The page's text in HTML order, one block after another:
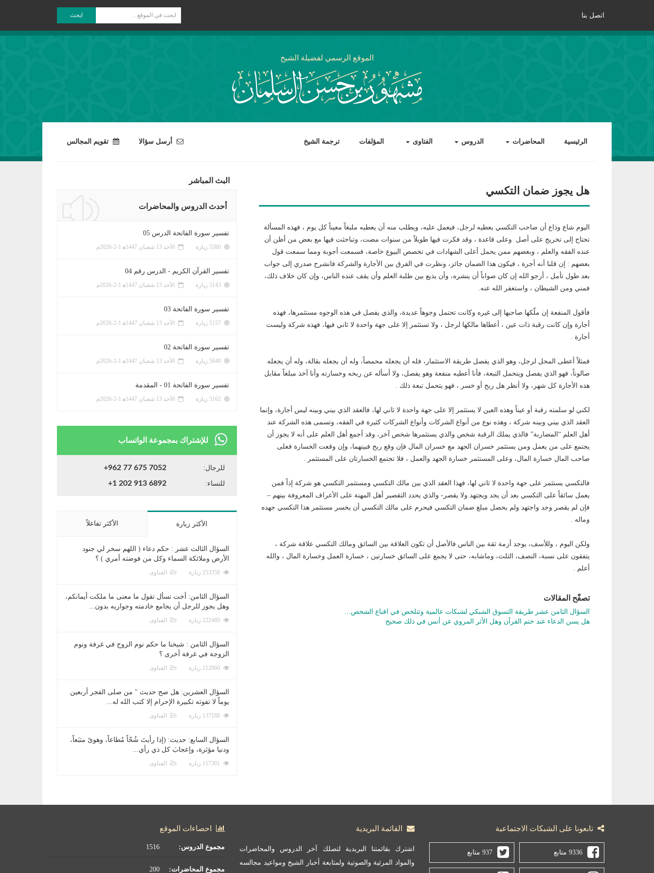
اتصل بنا ابحث
الموقع الرسمي لفضيلة الشيخ
الرئيسية المحاضرات الدروس الفتاوى المؤلفات ترجمة الشيخ أرسل سؤالا تقويم المجالس
هل يجوز ضمان التكسي
اليوم شاع وذاع أن صاحب التكسي يعطيه لرجل، فيعمل عليه، ويطلب منه أن يعطيه ملبغاً معيناً كل يوم ، فهذه المسألة
تحتاج إلى تخريج على أصل وعلى قاعدة ، وقد فكرت فيها طويلاً من سنوات مضت، وتباحثت فيها مع بعض من أظن أن
عنده الفقه والعلم ، وبعضهم ممن يحمل أعلى الشهادات في تخصص البيوع خاصة، فسمعت أجوبة ومما سمعت قول
بعضهم : إن قلنا أنه أجرة ، فيكون هذا الضمان جائز، ونظرت في الفرق بين الأجارة والشركة فانشرح صدري إلى جواب
بعد طول تأمل ، أرجو الله إن كان صواباً أن ينشره، وأن يذيع بين طلبة العلم وأن يقف عنده الناس، وإن كان خلاف ذلك،
فمني ومن الشيطان ، واستغفر الله عنه.
فأقول المنفعة إن ملّكها صاحبها إلى غيره وكانت تحتمل وجوهاً عديدة، والذي يفصل في هذه الوجوه مستثمرها، فهذه
أجارة وإن كانت رقبة ذات عين ، أعطاها مالكها لرجل ، ولا تستثمر إلا على جهة واحدة لا ثاني فيها، فهذه شركة وليست
أجارة .
فمثلاً أعطى المحل لرجل، وهو الذي يفصل طريقة الاستثمار، فله أن يجعله محمصاً، وله أن يجعله بقالة، وله أن يجعله
صالوناً، فهو الذي يفصل ويتحمل التبعة، فأنا أعطيه منفعة وهو يفصل، ولا أسأله عن ربحه وخسارته وأنا آخذ مبلغاً مقابل
هذه الأجارة كل شهر، ولا أنظر هل ربح أو خسر ، فهو يتحمل تبعة ذلك .
لكني لو سلمته رقبة أو عيناً وهذه العين لا يستثمر إلا على جهة واحدة لا ثاني لها، فالعقد الذي بيني وبينه ليس أجارة، وإنما
العقد الذي بيني وبينه شركة ، وهذه نوع من أنواع الشركات وأنواع الشركات كثيرة في الفقه، وتسمى هذه الشركة عند
أهل العلم “المضاربة” فالذي يملك الرقبة شخص والذي يستثمرها شخص آخر، وقد أجمع أهل العلم على أنه لا يجوز أن
يجتمع على من يعمل ومن يستثمر خسران الجهد مع خسران المال فإن وقع ربح فبينهما، وإن وقعت الخسارة فعلى
صاحب المال خسارة المال، وعلى المستثمر خسارة الجهد والعمل ، فلا تجتمع الخسارتان على المستثمر .
فالتكسي يستثمر على جهة واحدة لا ثاني لها، فهذا العقد الذي بين مالك التكسي ومستثمر التكسي هو شركة إذاً فمن
يعمل سائقاً على التكسي بعد أن يجد ويجتهد ولا يقصر- والذي يحدد التقصير أهل المهنة على الأعراف المعروفة بينهم –
فإن لم يقصر وجد واجتهد ولم يحصل مبلغ ضمان التكسي فيحرم على مالك التكسي أن يخسر مستثمر هذا التكسي جهده
وماله .
ولكن اليوم ، وللأسف، يوجد أزمة ثقة بين الناس فالأصل أن تكون العلاقة بين السائق ومالك التكسي علاقة شركة ،
يتفقون على نسبة، النصف، الثلث، وماشابه، حتى لا يجمع على السائق خسارتين ، خسارة العمل وخسارة المال ، والله
أعلم .
تصفّح المقالات
السؤال الثامن عشر طريقة التسوق الشبكي لشبكات عالمية وتتلخص في اقناع الشخص…
هل يسن الدعاء عند ختم القرآن وهل الأثر المروي عن أنس في ذلك صحيح
البث المباشر
أحدث الدروس والمحاضرات
تفسير سورة الفاتحة الدرس 05
الأحد 13 شعبان 1447ﻫ 1-2-2026م
تفسير القرآن الكريم - الدرس رقم 04
الأحد 13 شعبان 1447ﻫ 1-2-2026م
تفسير سورة الفاتحة 03
الأحد 13 شعبان 1447ﻫ 1-2-2026م
تفسير سورة الفاتحة 02
الأحد 13 شعبان 1447ﻫ 1-2-2026م
تفسير سورة الفاتحة 01 - المقدمة
الأحد 13 شعبان 1447ﻫ 1-2-2026م
للإشتراك بمجموعة الواتساب
للرجال: +962 77 675 7052
للنساء: +1 202 913 6892
الأكثر زيارة الأكثر تفاعلاً
السؤال الثالث عشر : حكم دعاء ( اللهم سخر لي جنود
الأرض وملائكة السماء وكل من فوضته أمري ) ؟
الفتاوى
السؤال الثامن: أخت تسأل تقول ما معنى ما ملكت أيمانكم،
وهل يجوز للرجل أن يجامع خادمته وجواريه بدون...
الفتاوى
السؤال الثامن : شيخنا ما حكم نوم الزوج في غرفة ونوم
الزوجة في غرفة أخرى ؟
الفتاوى
السؤال العشرين: هل صح حديث " من صلى الفجر أربعين
يوماً لا تفوته تكبيرة الإحرام إلا كتب الله له...
الفتاوى
السؤال السابع: حديث: (إذا رأيتَ شُحّاً مُطاعاً، وهوىً متبَعاً،
ودنيا مؤثرة، وإعجابَ كل ذي رأي...
الفتاوى
تابعونا على الشبكات الاجتماعية
9336 متابع 937 متابع
القائمة البريدية
اشترك بقائمتنا البريدية لتصلك آخر الدروس والمحاضرات
والمواد المرئية والصوتية ولمتابعة أخبار الشيخ ومواعيد مجالسه
احصاءات الموقع
مجموع الدروس:
مجموع المحاضرات: